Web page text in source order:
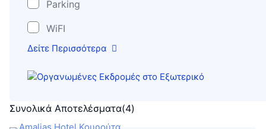
Συνολικά Αποτελέσματα(4)
Parking
WiFI
Δείτε Περισσότερα